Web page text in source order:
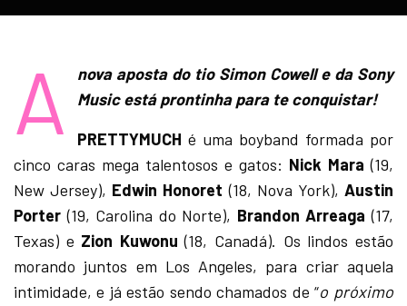
A
nova aposta do tio Simon Cowell e da Sony
Music está prontinha para te conquistar!
PRETTYMUCH é uma boyband formada por
cinco caras mega talentosos e gatos: Nick Mara (19,
New Jersey), Edwin Honoret (18, Nova York), Austin
Porter (19, Carolina do Norte), Brandon Arreaga (17,
Texas) e Zion Kuwonu (18, Canadá). Os lindos estão
morando juntos em Los Angeles, para criar aquela
intimidade, e já estão sendo chamados de “o próximo